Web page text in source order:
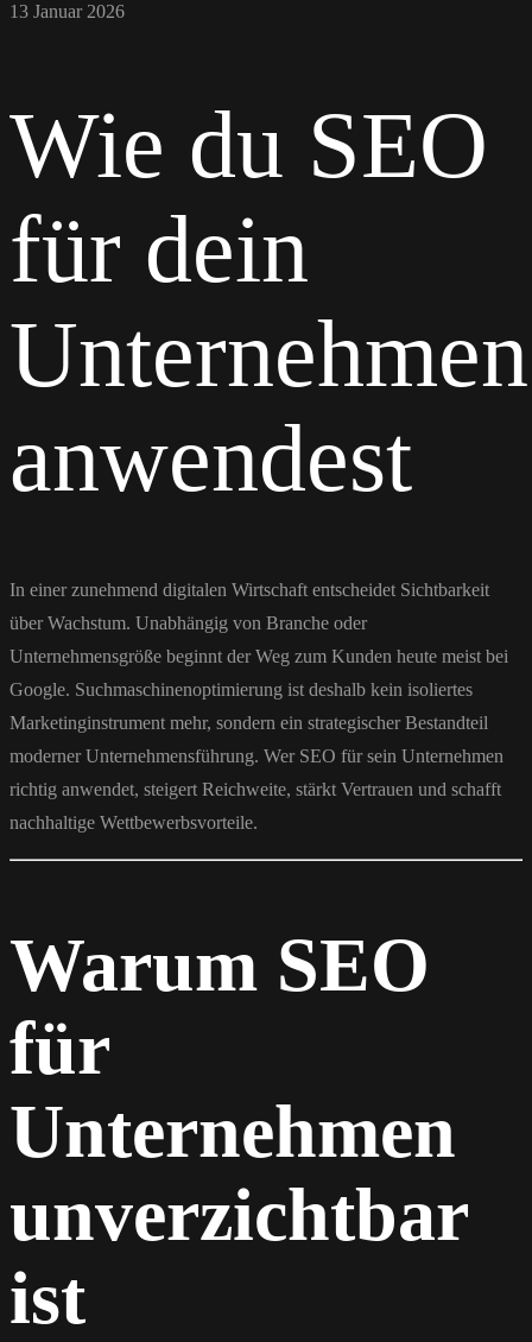
13 Januar 2026
Wie du SEO
für dein
Unternehmen
anwendest
In einer zunehmend digitalen Wirtschaft entscheidet Sichtbarkeit
über Wachstum. Unabhängig von Branche oder
Unternehmensgröße beginnt der Weg zum Kunden heute meist bei
Google. Suchmaschinenoptimierung ist deshalb kein isoliertes
Marketinginstrument mehr, sondern ein strategischer Bestandteil
moderner Unternehmensführung. Wer SEO für sein Unternehmen
richtig anwendet, steigert Reichweite, stärkt Vertrauen und schafft
nachhaltige Wettbewerbsvorteile.
Warum SEO
für
Unternehmen
unverzichtbar
ist